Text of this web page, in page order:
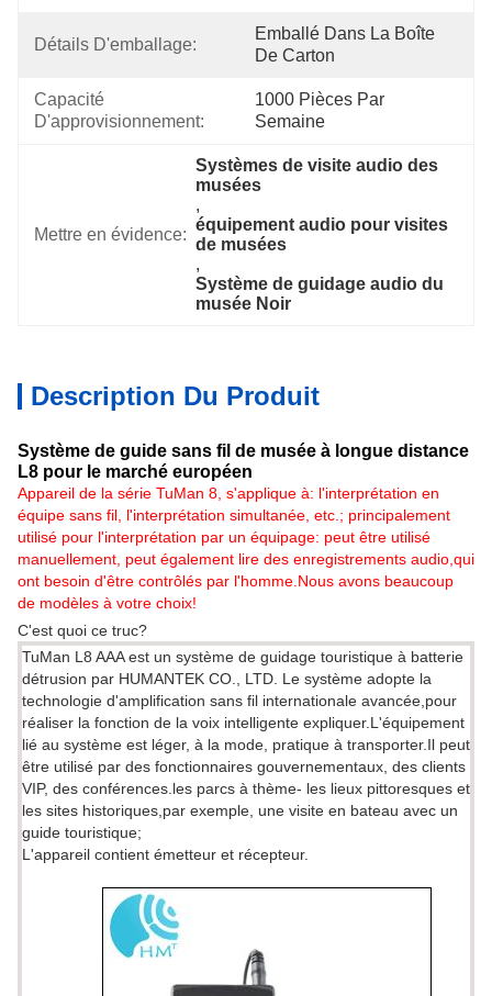
Détails D'emballage:
Emballé Dans La Boîte
De Carton
Capacité
D'approvisionnement:
1000 Pièces Par
Semaine
Mettre en évidence:
Systèmes de visite audio des
musées
,
équipement audio pour visites
de musées
,
Système de guidage audio du
musée Noir
Description Du Produit
Système de guide sans fil de musée à longue distance
L8 pour le marché européen
Appareil de la série TuMan 8, s'applique à: l'interprétation en
équipe sans fil, l'interprétation simultanée, etc.; principalement
utilisé pour l'interprétation par un équipage: peut être utilisé
manuellement, peut également lire des enregistrements audio,qui
ont besoin d'être contrôlés par l'homme.Nous avons beaucoup
de modèles à votre choix!
C'est quoi ce truc?
TuMan L8 AAA est un système de guidage touristique à batterie
détrusion par HUMANTEK CO., LTD. Le système adopte la
technologie d'amplification sans fil internationale avancée,pour
réaliser la fonction de la voix intelligente expliquer.L'équipement
lié au système est léger, à la mode, pratique à transporter.Il peut
être utilisé par des fonctionnaires gouvernementaux, des clients
VIP, des conférences.les parcs à thème- les lieux pittoresques et
les sites historiques,par exemple, une visite en bateau avec un
guide touristique;
L'appareil contient émetteur et récepteur.